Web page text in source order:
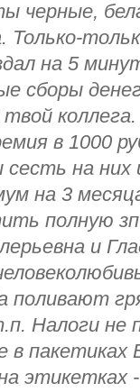
черные,
Только-
на 5
сборы
твой
в 1000
на них
на 3
полную
и
поливают
Налоги
пакетиках
этикетках